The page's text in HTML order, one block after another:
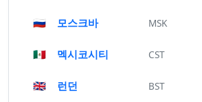
🇷🇺 모스크바 MSK
🇲🇽 멕시코시티 CST
🇬🇧 런던 BST